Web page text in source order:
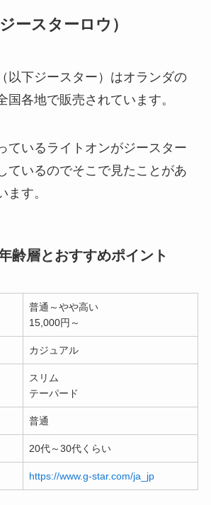
ースターロウ）
以下ジースター）はオランダの
国各地で販売されています。
ているライトオンがジースター
ているのでそこで見たことがあ
ます。
齢層とおすすめポイント
普通～やや高い
15,000円～
カジュアル
スリム
テーパード
普通
20代～30代くらい
https://www.g-star.com/ja_jp